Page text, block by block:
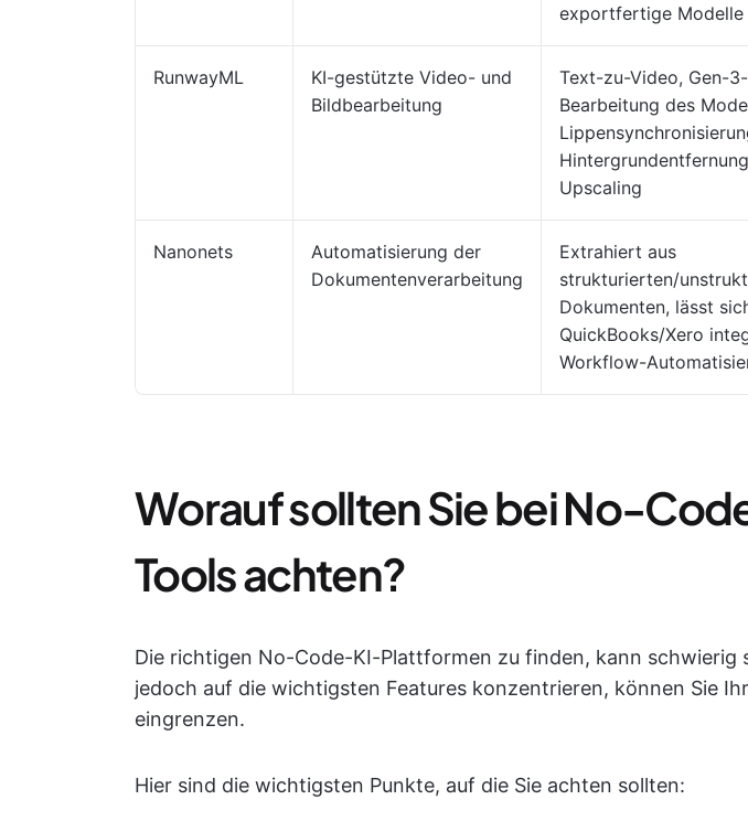
exportfertige Modelle
RunwayML
KI-gestützte Video- und
Bildbearbeitung
Text-zu-Video, Gen-3-
Bearbeitung des
Upscaling
Nanonets
Automatisierung der
Dokumentenverarbeitung
Extrahiert aus
strukturierten/
Dokumenten, lässt
QuickBooks/Xero
Workflow-
Worauf sollten Sie bei No-
Tools achten?
Die richtigen No-Code-KI-Plattformen zu finden, kann schwierig
jedoch auf die wichtigsten Features konzentrieren, können Sie
eingrenzen.
Hier sind die wichtigsten Punkte, auf die Sie achten sollten: